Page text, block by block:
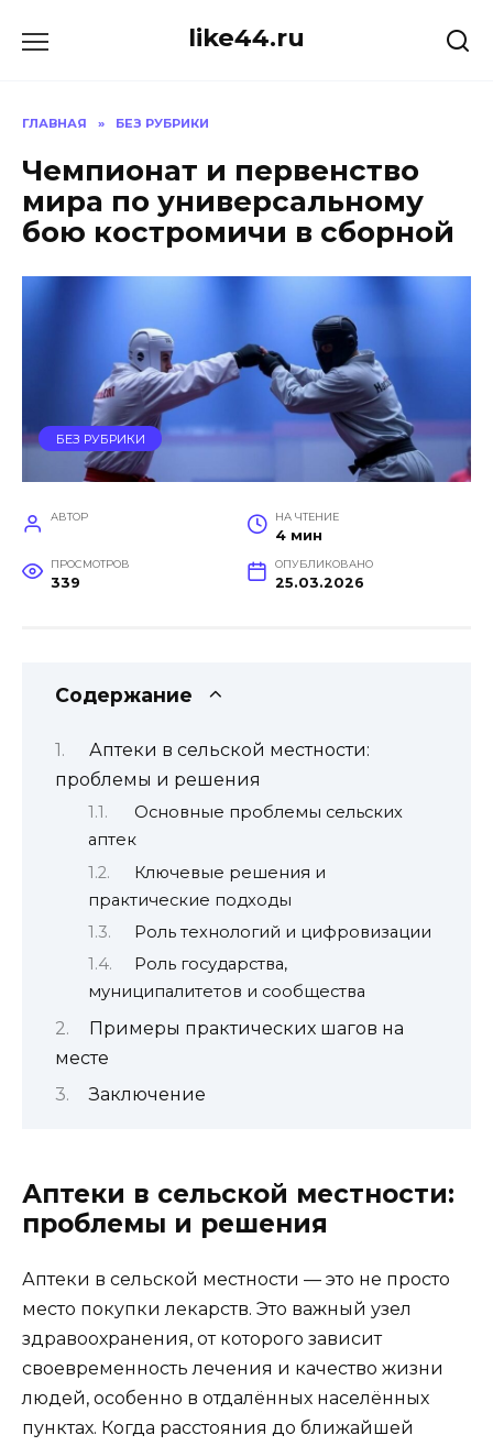
like44.ru
ГЛАВНАЯ » БЕЗ РУБРИКИ
Чемпионат и первенство
мира по универсальному
бою костромичи в сборной
БЕЗ РУБРИКИ
АВТОР НА ЧТЕНИЕ
4 мин
ПРОСМОТРОВ
339
ОПУБЛИКОВАНО
25.03.2026
Содержание
Аптеки в сельской местности:
проблемы и решения
Основные проблемы сельских
аптек
Ключевые решения и
практические подходы
Роль технологий и цифровизации
Роль государства,
муниципалитетов и сообщества
Примеры практических шагов на
месте
Заключение
Аптеки в сельской местности:
проблемы и решения
Аптеки в сельской местности — это не просто
место покупки лекарств. Это важный узел
здравоохранения, от которого зависит
своевременность лечения и качество жизни
людей, особенно в отдалённых населённых
пунктах. Когда расстояния до ближайшей